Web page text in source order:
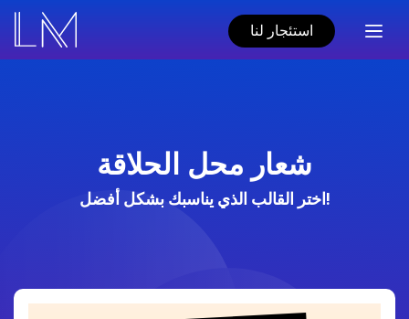
استئجار لنا
شعار محل الحلاقة
اختر القالب الذي يناسبك بشكل أفضل!